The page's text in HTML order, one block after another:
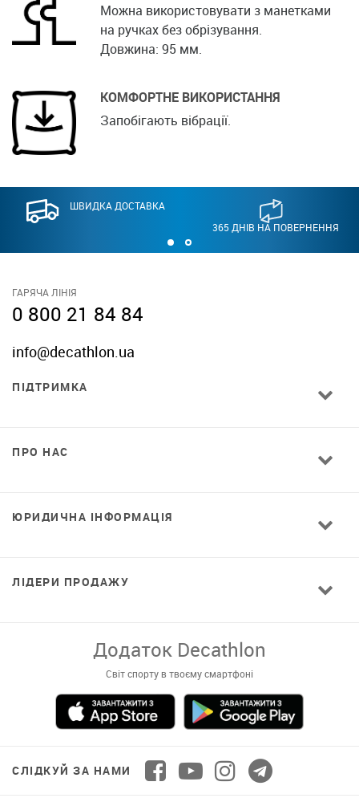
Можна використовувати з манетками
на ручках без обрізування.
Довжина: 95 мм.
КОМФОРТНЕ ВИКОРИСТАННЯ
Запобігають вібрації.
ШВИДКА ДОСТАВКА
365 ДНІВ НА ПОВЕРНЕННЯ
ГАРЯЧА ЛІНІЯ
0 800 21 84 84
info@decathlon.ua
ПІДТРИМКА
ПРО НАС
ЮРИДИЧНА ІНФОРМАЦІЯ
ЛІДЕРИ ПРОДАЖУ
Завантажуй додаток!
Комфортні покупки, ексклюзивні
пропозиції і зручний каталог в твоєму телефоні